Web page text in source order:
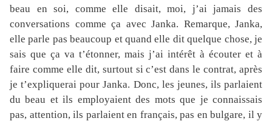
beau en soi, comme elle disait, moi, j’ai jamais des
conversations comme ça avec Janka. Remarque, Janka,
elle parle pas beaucoup et quand elle dit quelque chose, je
sais que ça va t’étonner, mais j’ai intérêt à écouter et à
faire comme elle dit, surtout si c’est dans le contrat, après
je t’expliquerai pour Janka. Donc, les jeunes, ils parlaient
du beau et ils employaient des mots que je connaissais
pas, attention, ils parlaient en français, pas en bulgare, il y